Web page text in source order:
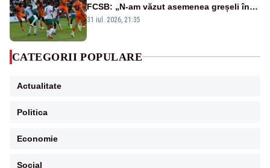
FCSB: „N-am văzut asemenea greșeli în
190 de meciuri europene”
31 iul. 2026, 21:35
CATEGORII POPULARE
Actualitate
Politica
Economie
Social